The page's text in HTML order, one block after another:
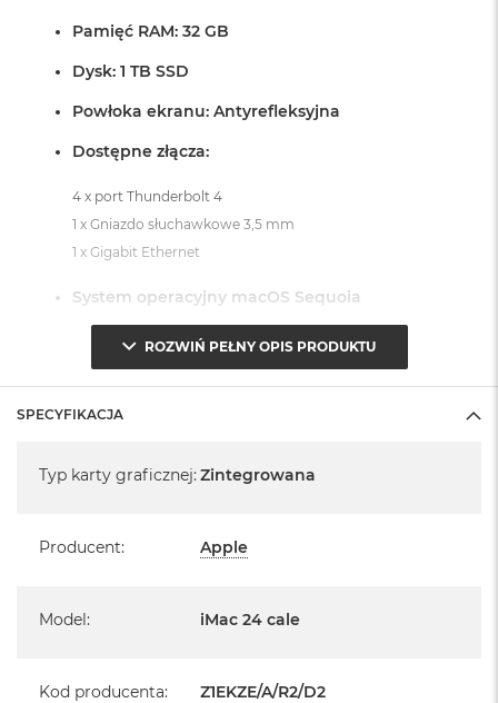
Pamięć RAM: 32 GB
Dysk: 1 TB SSD
Powłoka ekranu: Antyrefleksyjna
Dostępne złącza:
4 x port Thunderbolt 4
1 x Gniazdo słuchawkowe 3,5 mm
1 x Gigabit Ethernet
System operacyjny macOS Sequoia
- lub nowszy, z darmową aktualizacją.
Informacje o produkcie:
Posiada pełną, 12 miesięczną gwarancję
Realizowaną w każdym autoryzowanym punkcie
ROZWIŃ PEŁNY OPIS PRODUKTU
SPECYFIKACJA
Typ karty graficznej: Zintegrowana
Producent: Apple
Model: iMac 24 cale
Kod producenta: Z1EKZE/A/R2/D2